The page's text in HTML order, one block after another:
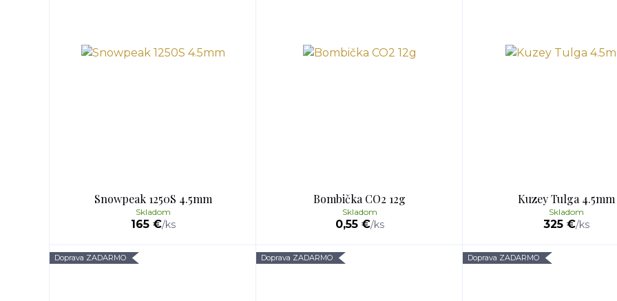
Snowpeak 1250S 4.5mm
165 €/ks
Skladom
Bombička CO2 12g
0,55 €/ks
Skladom
Kuzey Tulga 4.5mm
325 €/ks
Skladom
Doprava ZADARMO Doprava ZADARMO Doprava ZADARMO